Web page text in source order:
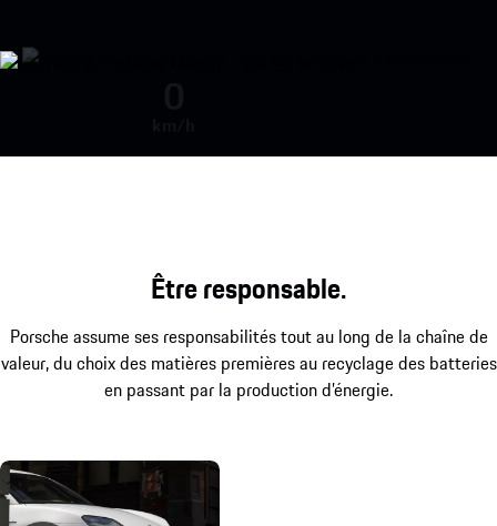
Être responsable.
Porsche assume ses responsabilités tout au long de la chaîne de
valeur, du choix des matières premières au recyclage des batteries
en passant par la production d’énergie.